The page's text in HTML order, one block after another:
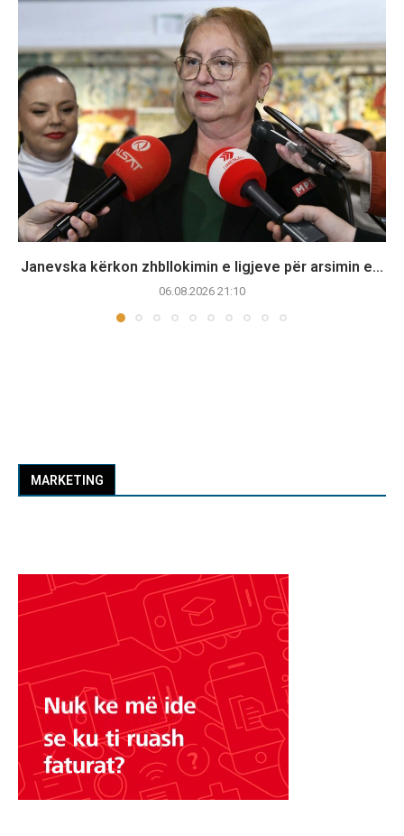
Janevska kërkon zhbllokimin e ligjeve për arsimin e...
06.08.2026 21:10
MARKETING